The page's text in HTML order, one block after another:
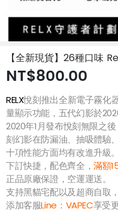
【全新現貨】26種口味
NT$800.00
RELX悅刻推出全新電子霧化
量顯示功能，五代幻影於
2020年1月發布悅刻無限之後
刻幻影在防漏油、抽吸體驗
十項性能方面均有改進升級。
下訂快捷，配色齊全，滿額
正品原廠保證，空運運送。
支持黑貓宅配以及超商自取
添加客服Line： VAPEC享受